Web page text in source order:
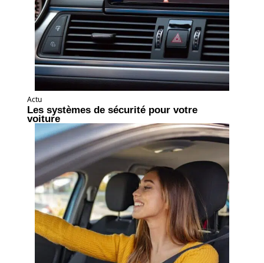
Actu
Les systèmes de sécurité pour votre
voiture